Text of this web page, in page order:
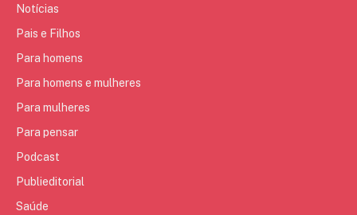
Notícias
Pais e Filhos
Para homens
Para homens e mulheres
Para mulheres
Para pensar
Podcast
Publieditorial
Saúde